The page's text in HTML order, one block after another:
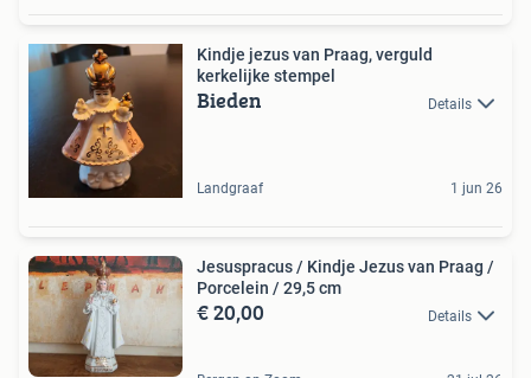
Kindje jezus van Praag, verguld
kerkelijke stempel
Bieden Details
Landgraaf 1 jun 26
Jesuspracus / Kindje Jezus van Praag /
Porcelein / 29,5 cm
€ 20,00 Details